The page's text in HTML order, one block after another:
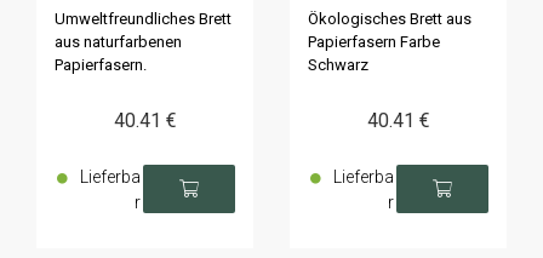
Umweltfreundliches Brett
aus naturfarbenen
Papierfasern.
40.41 €
Lieferba
r
Ökologisches Brett aus
Papierfasern Farbe
Schwarz
40.41 €
Lieferba
r